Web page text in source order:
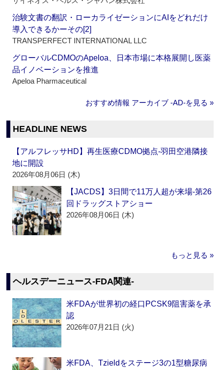
治験文書の翻訳・ローカライゼーションにAIをどれだけ
導入できるかーその[2]
TRANSPERFECT INTERNATIONAL LLC
グローバルCDMOのApeloa、日本市場に本格展開し医薬
品イノベーションを推進
Apeloa Pharmaceutical
おすすめ情報 アーカイブ ‐AD‐を見る »
HEADLINE NEWS
【アルフレッサHD】再生医療CDMO拠点‐羽田空港隣接
地に開設
2026年08月06日 (木)
【JACDS】3日間で11万人超が来場‐第26
回ドラッグストアショー
2026年08月06日 (木)
もっと見る »
ヘルスデーニュース‐FDA関連‐
米FDAが世界初の経口PCSK9阻害薬を承
認
2026年07月21日 (火)
米FDA、Tzieldをステージ3の1型糖尿病